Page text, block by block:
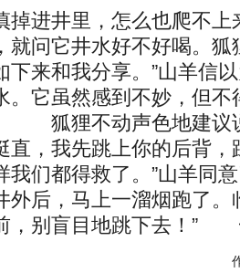
掉进井里，怎么也爬不
就问它井水好不好喝。狐
下来和我分享。”山羊信
。它虽然感到不妙，但
狐狸不动声色地建议
直，我先跳上你的后背
我们都得救了。”山羊同
外后，马上一溜烟跑了。
，别盲目地跳下去！”